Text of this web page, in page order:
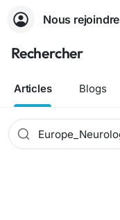
Nous rejoindre
Rechercher
Articles Blogs